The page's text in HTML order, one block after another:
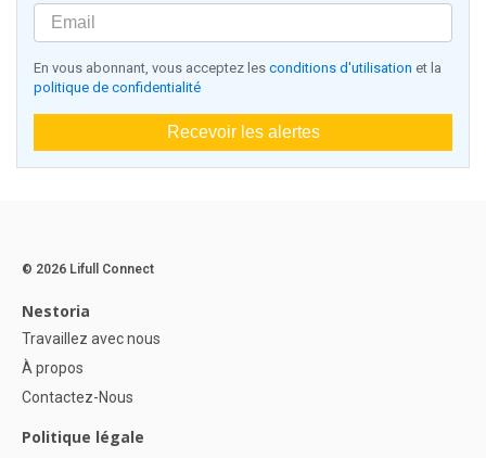
En vous abonnant, vous acceptez les conditions d'utilisation et la
politique de confidentialité
Recevoir les alertes
© 2026 Lifull Connect
Nestoria
Travaillez avec nous
À propos
Contactez-Nous
Politique légale